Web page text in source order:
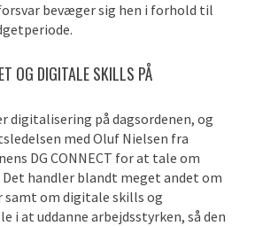
bevæger sig hen i forhold til
OG DIGITALE SKILLS PÅ
digitalisering på dagsordenen, og
med Oluf Nielsen fra
DG CONNECT for at tale om
handler blandt meget andet om
om digitale skills og
i at uddanne arbejdsstyrken, så den